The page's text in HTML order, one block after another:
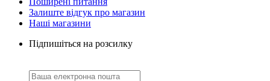
Залиште відгук про магазин
Наші магазини
Підпишіться на розсилку